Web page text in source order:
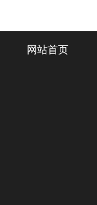
网站首页